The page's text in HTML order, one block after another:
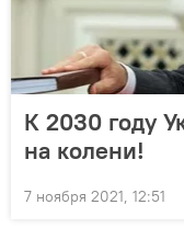
К 2030 году
на колени!
7 ноября 2021, 12:51